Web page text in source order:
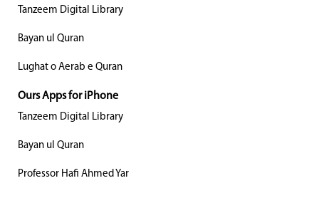
Tanzeem Digital Library
Bayan ul Quran
Lughat o Aerab e Quran
Ours Apps for iPhone
Tanzeem Digital Library
Bayan ul Quran
Professor Hafi Ahmed Yar